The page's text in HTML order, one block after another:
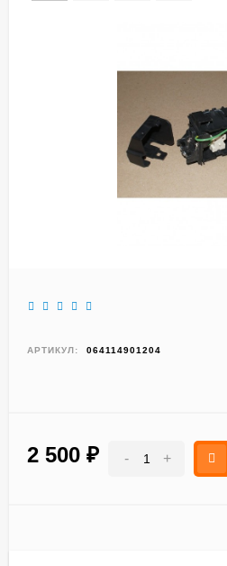
АРТИКУЛ: 064114901204
2 500 ₽ - +